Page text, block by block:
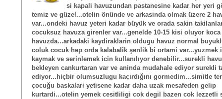
si kapali havuzundan pastanesine kadar her yeri
temiz ve güzel...otelin önünde ve arkasinda olmak üzere 2
var...ondeki havuz yeteri kadar büyük ve orada sakin
cocuksuz havuza girenler var...genelde 10-15 kisi oluyor koca
havuzda...arkadaki kaydiraklarin oldugu havuz normal
coluk cocuk hep orda kalabalik şenlik bi ortami var...yuzmek
kaymak ve serinlemek icin kullanılıyor denebilir...surekli
bekleyen cankurtaran var ve aninda mudahale ediyor surekli
ediyor...hiçbir olumsuzlugu kaçırdığını gormedim...simitle
çocuğu baskalari yetisene kadar daha uzak mesafeden gelip
kurtardi...otelin yemek cesitliligi cok degil bazen cok lezzetli